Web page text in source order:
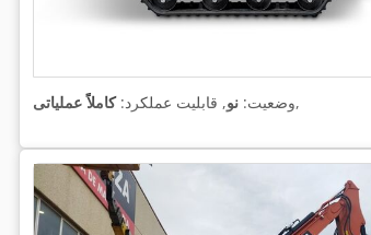
وضعیت: نو, قابلیت عملکرد:کاملاً عملیاتی ,